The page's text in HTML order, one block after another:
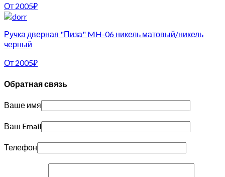
От 2005₽
Ручка дверная "Пиза" MH-06 никель матовый/никель
черный
От 2005₽
Обратная связь
Ваше имя
Ваш Email
Телефон